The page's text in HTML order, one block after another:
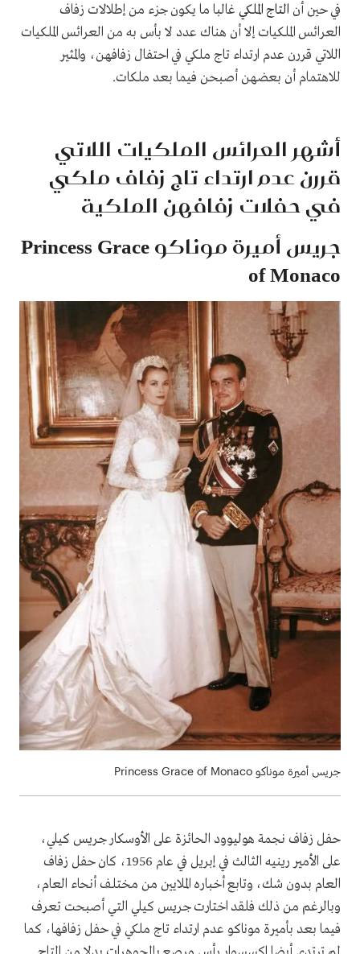
في حين أنالتاج الملكيغالبا ما يكون جزء من إطلالات زفاف
العرائس الملكيات إلا أن هناك عدد لا بأس به من العرائس الملكيات
اللاتي قررن عدم ارتداء تاج ملكي في احتفال زفافهن، والمثير
للاهتمام أن بعضهن أصبحن فيما بعد ملكات.
أشهر العرائس الملكيات اللاتي
قررن عدم ارتداء تاج زفاف ملكي
في حفلات زفافهن الملكية
جريس أميرة موناكوPrincess Grace
of Monaco
جريس أميرة موناكو Princess Grace of Monaco
حفل زفاف نجمة هوليوود الحائزة على الأوسكار جريس كيلي،
على الأمير رينيه الثالث في إبريل في عام 1956، كان حفل زفاف
العام بدون شك، وتابع أخباره الملايين من مختلف أنحاء العام،
وبالرغم من ذلك فلقد اختارت جريس كيلي التي أصبحت تعرف
فيما بعد بأميرة موناكو عدم ارتداء تاج ملكي في حفل زفافها، كما